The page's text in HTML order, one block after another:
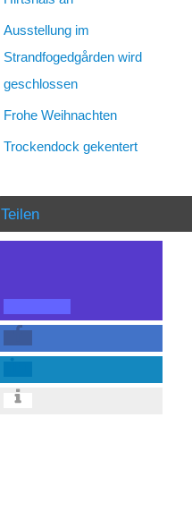
Ausstellung im
Strandfogedgården wird
geschlossen
Frohe Weihnachten
Trockendock gekentert
Teilen